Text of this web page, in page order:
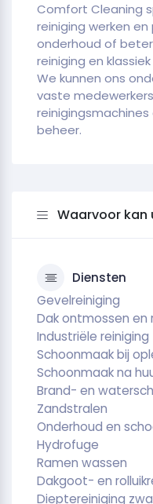
Comfort Cleaning
reiniging werken
onderhoud of
reiniging en
We kunnen ons
vaste
beheer.
Waarvoor kan
Diensten
Gevelreiniging
Dak ontmossen en
Industriële reiniging
Schoonmaak bij
Schoonmaak na
Brand- en
Zandstralen
Onderhoud en
Hydrofuge
Ramen wassen
Dakgoot- en
Dieptereiniging